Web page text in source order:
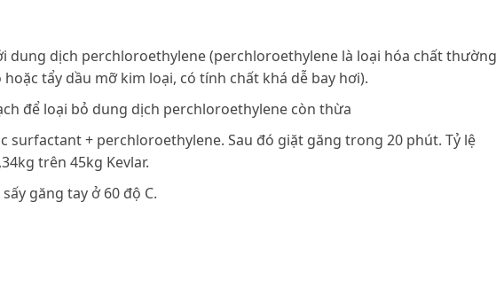
dung dịch perchloroethylene (perchloroethylene là loại hóa chất thường
tẩy dầu mỡ kim loại, có tính chất khá dễ bay hơi).
để loại bỏ dung dịch perchloroethylene còn thừa
surfactant + perchloroethylene. Sau đó giặt găng trong 20 phút. Tỷ lệ
trên 45kg Kevlar.
găng tay ở 60 độ C.